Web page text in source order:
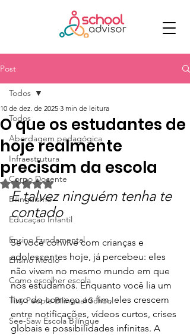
Post
Todos
Abordagem pedagógica
Infraestrutura
Corpo Docente
Bilinguismo
Educação Infantil
Ensino Fundamental
Ensino Médio
Como escolher escola
Tiny People Bilingual School
See-Saw Escola Bilíngue
Todos
O que os estudantes de
hoje realmente
precisam da escola
10 de dez. de 2025 3 min de leitura
Avaliado com NaN de 5 estrelas.
E talvez ninguém tenha te
contado
Se você convive com crianças e
adolescentes hoje, já percebeu: eles
não vivem no mesmo mundo em que
nós estudamos. Enquanto você lia um
livro do começo ao fim, eles crescem
entre notificações, vídeos curtos, crises
globais e possibilidades infinitas. A